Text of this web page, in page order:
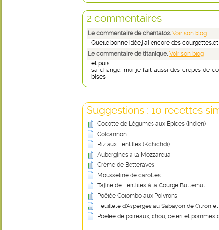
2 commentaires
Le commentaire de chantal02. Voir son blog
Quelle bonne idée,j'ai encore des
Le commentaire de titanique. Voir son blog
et puis
sa change, moi je fait aussi des crêpes de
bises
Suggestions : 10 recettes
Cocotte de Légumes aux Épices (Indien)
Colcannon
Riz aux Lentilles (Kchichdi)
Aubergines à la Mozzarella
Crème de Betteraves
Mousseline de carottes
Tajine de Lentilles à la Courge Butternut
Poêlée Colombo aux Poivrons
Feuilleté d’Asperges au Sabayon de Citron
Poêlée de poireaux, chou, céleri et pommes